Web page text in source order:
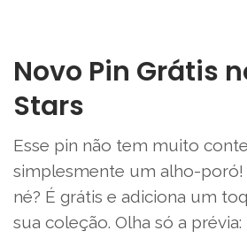
Novo Pin Grátis
Stars
Esse pin não tem muito
simplesmente um alho-poró!
né? É grátis e adiciona um
sua coleção. Olha só a prévia: